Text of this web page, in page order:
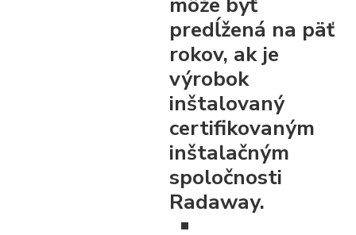
predĺžená na päť
rokov, ak je
výrobok
inštalovaný
certifikovaným
inštalačným
spoločnosti
Radaway.